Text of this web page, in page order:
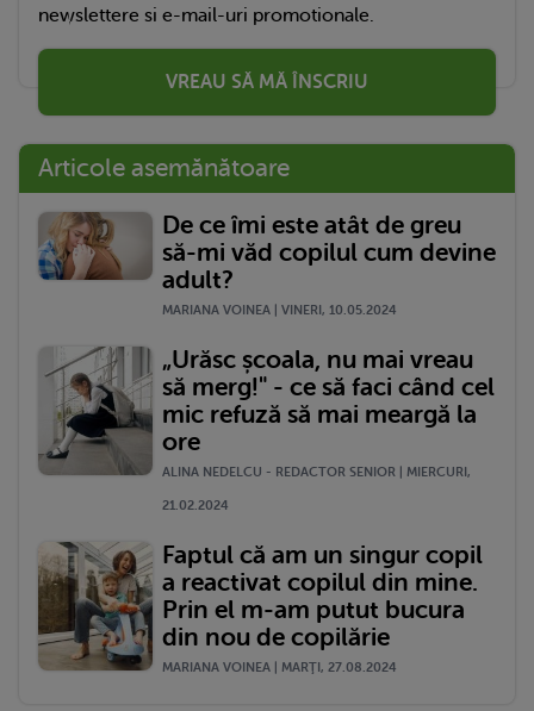
newslettere si e-mail-uri promotionale.
VREAU SĂ MĂ ÎNSCRIU
Articole asemănătoare
De ce îmi este atât de greu
să-mi văd copilul cum devine
adult?
MARIANA VOINEA | VINERI, 10.05.2024
„Urăsc școala, nu mai vreau
să merg!" - ce să faci când cel
mic refuză să mai meargă la
ore
ALINA NEDELCU - REDACTOR SENIOR | MIERCURI,
21.02.2024
Faptul că am un singur copil
a reactivat copilul din mine.
Prin el m-am putut bucura
din nou de copilărie
MARIANA VOINEA | MARŢI, 27.08.2024